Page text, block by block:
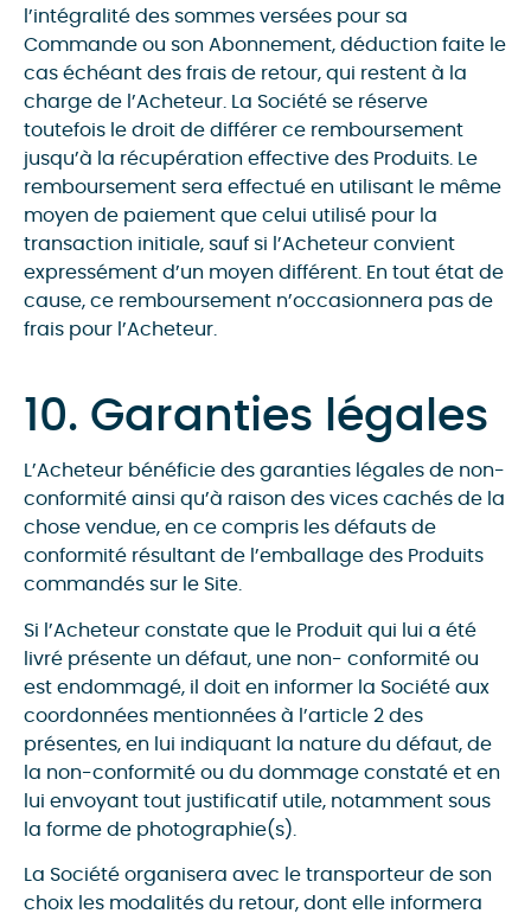
l’intégralité des sommes versées pour sa
Commande ou son Abonnement, déduction faite le
cas échéant des frais de retour, qui restent à la
charge de l’Acheteur. La Société se réserve
toutefois le droit de différer ce remboursement
jusqu’à la récupération effective des Produits. Le
remboursement sera effectué en utilisant le même
moyen de paiement que celui utilisé pour la
transaction initiale, sauf si l’Acheteur convient
expressément d’un moyen différent. En tout état de
cause, ce remboursement n’occasionnera pas de
frais pour l’Acheteur.
10. Garanties légales
L’Acheteur bénéficie des garanties légales de non-
conformité ainsi qu’à raison des vices cachés de la
chose vendue, en ce compris les défauts de
conformité résultant de l’emballage des Produits
commandés sur le Site.
Si l’Acheteur constate que le Produit qui lui a été
livré présente un défaut, une non- conformité ou
est endommagé, il doit en informer la Société aux
coordonnées mentionnées à l’article 2 des
présentes, en lui indiquant la nature du défaut, de
la non-conformité ou du dommage constaté et en
lui envoyant tout justificatif utile, notamment sous
la forme de photographie(s).
La Société organisera avec le transporteur de son
choix les modalités du retour, dont elle informera